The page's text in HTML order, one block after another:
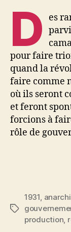
D
es
pour faire
quand la
faire comme
où ils seront
et feront
forcions à
rôle de
Étiquettes
1931,
production,